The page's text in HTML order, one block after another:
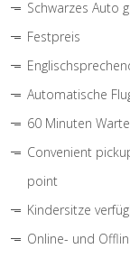
Schwarzes Auto
Festpreis
Automatische
60 Minuten
Convenient
point
Kindersitze
Online- und